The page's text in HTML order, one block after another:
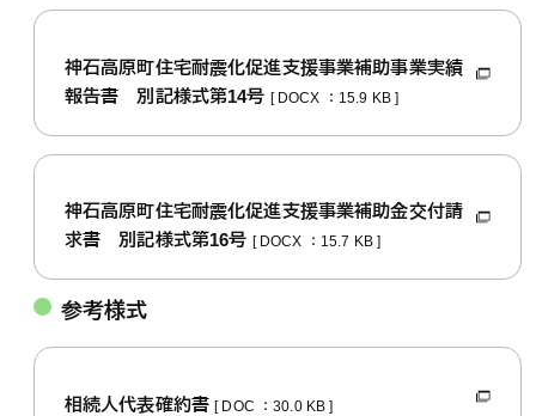
神石高原町住宅耐震化促進支援事業補助事業実績
報告書 別記様式第14号 [ DOCX ：15.9 KB ]
神石高原町住宅耐震化促進支援事業補助金交付請
求書 別記様式第16号 [ DOCX ：15.7 KB ]
参考様式
相続人代表確約書[ DOC ：30.0 KB ]